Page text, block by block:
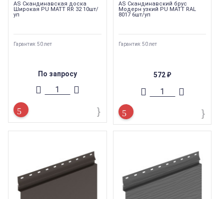
AS Скандинавская доска
Широкая PU MATT RR 32 10шт/
уп
Гарантия: 50 лет
По запросу
AS Скандинавский брус
Модерн узкий PU MATT RAL
8017 6шт/уп
Гарантия: 50 лет
572₽